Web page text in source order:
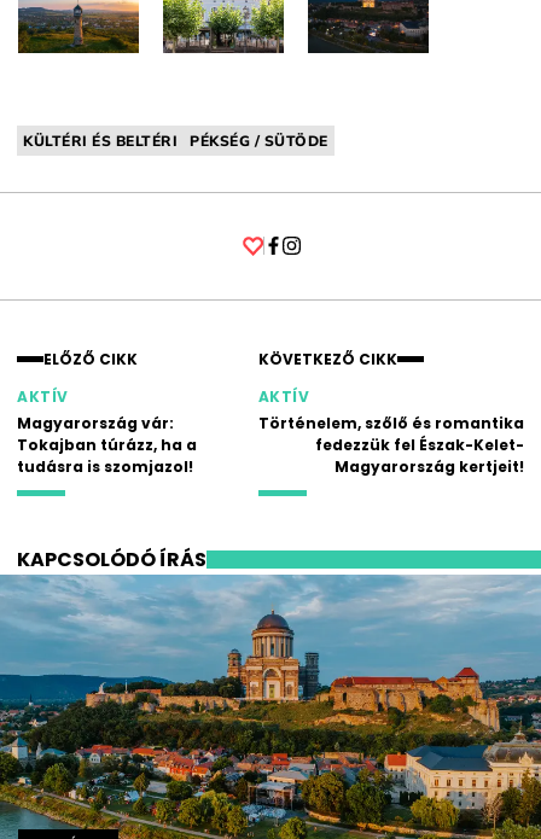
KÜLTÉRI ÉS BELTÉRI PÉKSÉG / SÜTÖDE
ELŐZŐ CIKK
AKTÍV
Magyarország vár:
Tokajban túrázz, ha a
tudásra is szomjazol!
KÖVETKEZŐ CIKK
AKTÍV
Történelem, szőlő és romantika
fedezzük fel Észak-Kelet-
Magyarország kertjeit!
KAPCSOLÓDÓ ÍRÁS